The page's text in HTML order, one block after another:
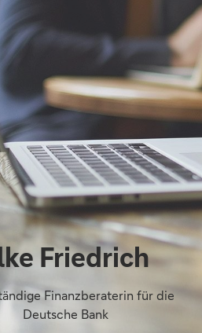
Friedrich
Finanzberaterin für die
Deutsche Bank